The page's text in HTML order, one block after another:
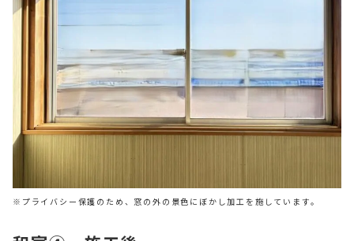
※プライバシー保護のため、窓の外の景色にぼかし加工を施しています。